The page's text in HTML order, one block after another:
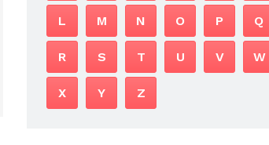
L M N O P Q
R S T U V W
X Y Z